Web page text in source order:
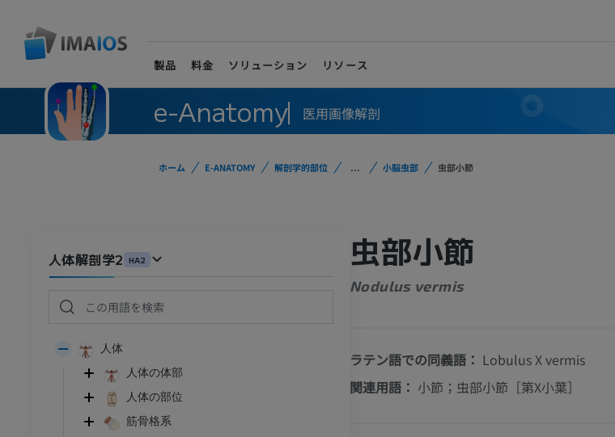
製品 料金 ソリューション リソース
e-Anatomy 医用画像解剖
ホーム E-ANATOMY 解剖学的部位 ... 小脳虫部 虫部小節
人体解剖学2 HA2
人体
人体の体部
人体の部位
筋骨格系
虫部小節
Nodulus vermis
ラテン語での同義語： Lobulus X vermis
関連用語： 小節；虫部小節［第X小葉］